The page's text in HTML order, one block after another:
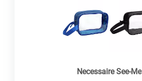
Necessaire See-Me